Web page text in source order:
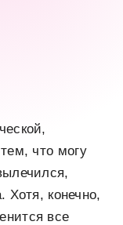
что могу
Хотя, конечно,
все